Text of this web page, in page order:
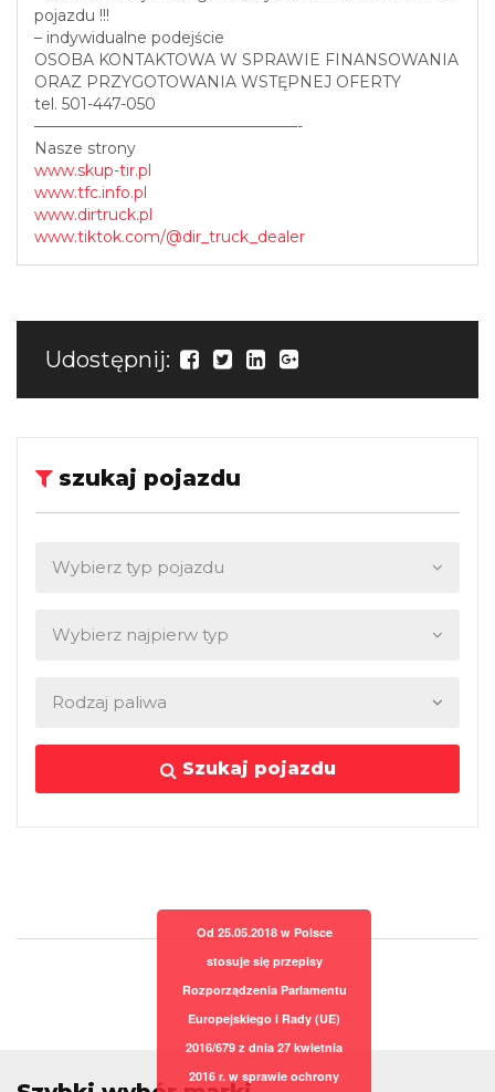
pojazdu !!!
– indywidualne podejście
OSOBA KONTAKTOWA W SPRAWIE FINANSOWANIA
ORAZ PRZYGOTOWANIA WSTĘPNEJ OFERTY
tel. 501-447-050
—————————————————-
Nasze strony
www.skup-tir.pl
www.tfc.info.pl
www.dirtruck.pl
www.tiktok.com/@dir_truck_dealer
Udostępnij:
szukaj pojazdu
Szukaj pojazdu
Od 25.05.2018 w Polsce
stosuje się przepisy
Rozporządzenia Parlamentu
Europejskiego i Rady (UE)
2016/679 z dnia 27 kwietnia
2016 r. w sprawie ochrony